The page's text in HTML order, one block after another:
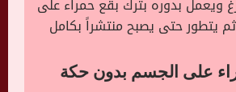
ويعمل بدوره بترك بقع حمراء على
يتطور حتى يصبح منتشراً بكامل
على الجسم بدون حكة